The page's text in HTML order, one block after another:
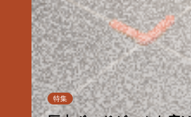
連載
特集
特集
特集
特集
特集
連載
連載